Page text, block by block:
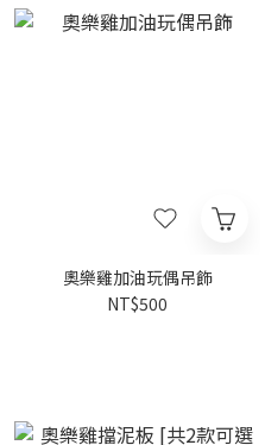
奧樂雞加油玩偶吊飾
NT$500